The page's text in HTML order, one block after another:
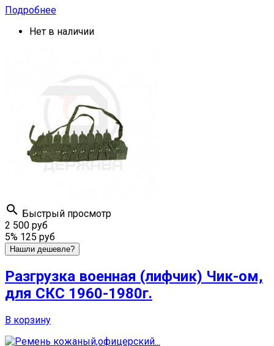
Подробнее
Нет в наличии
 Быстрый просмотр
2 500 руб
5% 125 руб
Нашли дешевле?
Разгрузка военная (лифчик) Чик-ом,
для СКС 1960-1980г.
В корзину